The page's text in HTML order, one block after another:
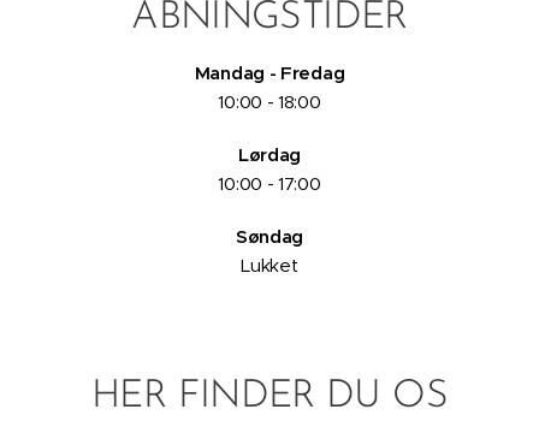
ÅBNINGSTIDER
Mandag - Fredag
10:00 - 18:00
Lørdag
10:00 - 17:00
Søndag
Lukket
HER FINDER DU OS